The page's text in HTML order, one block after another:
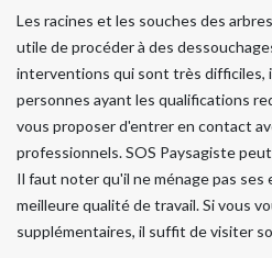
Les racines et les souches des
utile de procéder à des
interventions qui sont très difficiles,
personnes ayant les qualifications
vous proposer d'entrer en contact
professionnels. SOS Paysagiste
Il faut noter qu'il ne ménage pas
meilleure qualité de travail. Si vous
supplémentaires, il suffit de visiter